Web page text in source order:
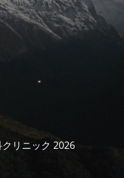
リニック 2026